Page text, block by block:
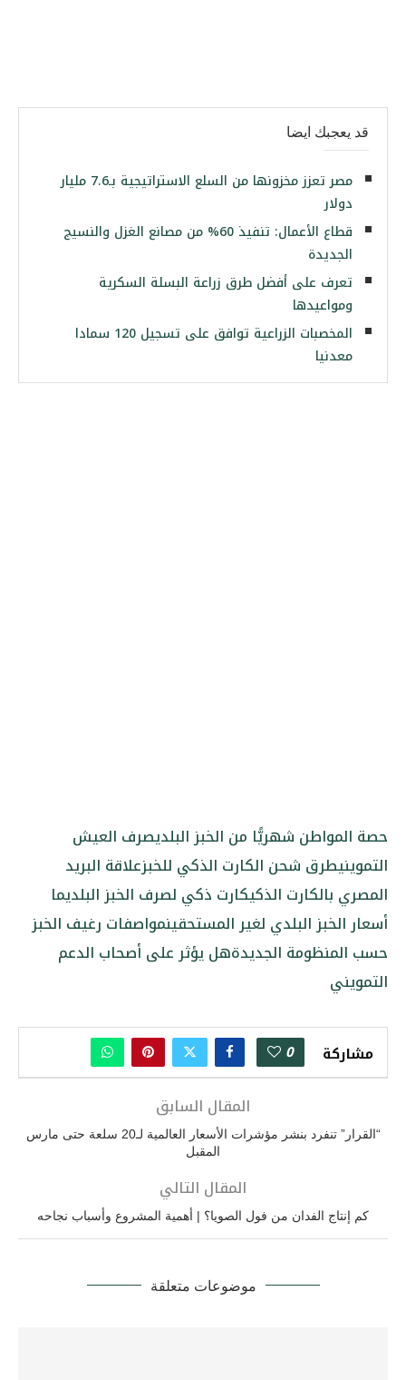
قد يعجبك ايضا
مصر تعزز مخزونها من السلع الاستراتيجية بـ7.6 مليار
دولار
قطاع الأعمال: تنفيذ 60% من مصانع الغزل والنسيج
الجديدة
تعرف على أفضل طرق زراعة البسلة السكرية
ومواعيدها
المخصبات الزراعية توافق على تسجيل 120 سمادا
معدنيا
حصة المواطن شهريًّا من الخبز البلديصرف العيش
التموينيطرق شحن الكارت الذكي للخبزعلاقة البريد
المصري بالكارت الذكيكارت ذكي لصرف الخبز البلديما
أسعار الخبز البلدي لغير المستحقينمواصفات رغيف الخبز
حسب المنظومة الجديدةهل يؤثر على أصحاب الدعم
التمويني
مشاركة 0
المقال السابق
“القرار” تنفرد بنشر مؤشرات الأسعار العالمية لـ20 سلعة حتى مارس
المقبل
المقال التالي
كم إنتاج الفدان من فول الصويا؟ | أهمية المشروع وأسباب نجاحه
موضوعات متعلقة